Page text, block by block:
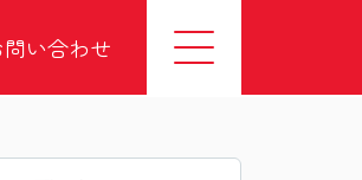
問い合わせ